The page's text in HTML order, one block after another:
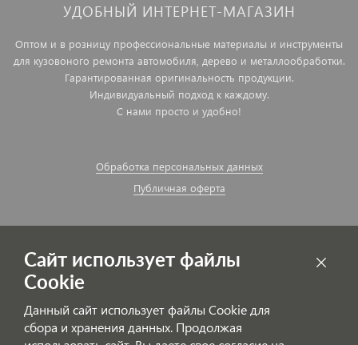
УДОБНЫЙ ИНТЕРНЕТ-МАГАЗИН
Оптом и в розницу профессиональные материалы и инструменты
для кузовоного ремонта автомобиля, дерево и металлообработки.
Гарантированная оригинальность продукции.
Индивидуальный подход к каждому.
С нами просто и удобно!
Обработка персональных данных
Публичная оферта
Сайт использует файлы
Cookie
Данный сайт использует файлы Cookie для
сбора и хранения данных. Продолжая